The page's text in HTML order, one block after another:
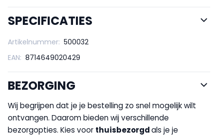
SPECIFICATIES
Artikelnummer: 500032
EAN: 8714649020429
BEZORGING
Wij begrijpen dat je je bestelling zo snel mogelijk wilt
ontvangen. Daarom bieden wij verschillende
bezorgopties. Kies voor thuisbezorgdals je je